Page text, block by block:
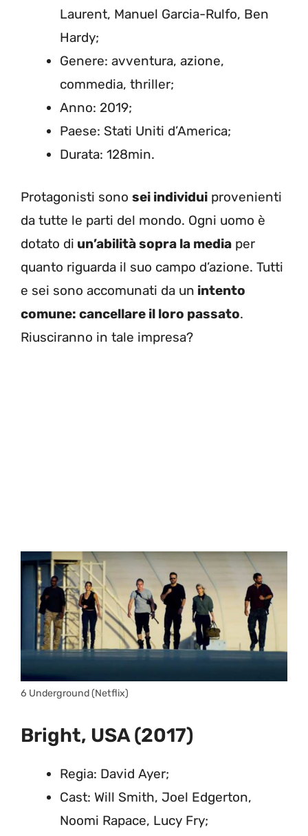
Laurent, Manuel Garcia-Rulfo, Ben
Hardy;
Genere: avventura, azione,
commedia, thriller;
Anno: 2019;
Paese: Stati Uniti d’America;
Durata: 128min.
Protagonisti sono sei individui provenienti
da tutte le parti del mondo. Ogni uomo è
dotato di un’abilità sopra la media per
quanto riguarda il suo campo d’azione. Tutti
e sei sono accomunati da un intento
comune: cancellare il loro passato.
Riusciranno in tale impresa?
6 Underground (Netflix)
Bright, USA (2017)
Regia: David Ayer;
Cast: Will Smith, Joel Edgerton,
Noomi Rapace, Lucy Fry;